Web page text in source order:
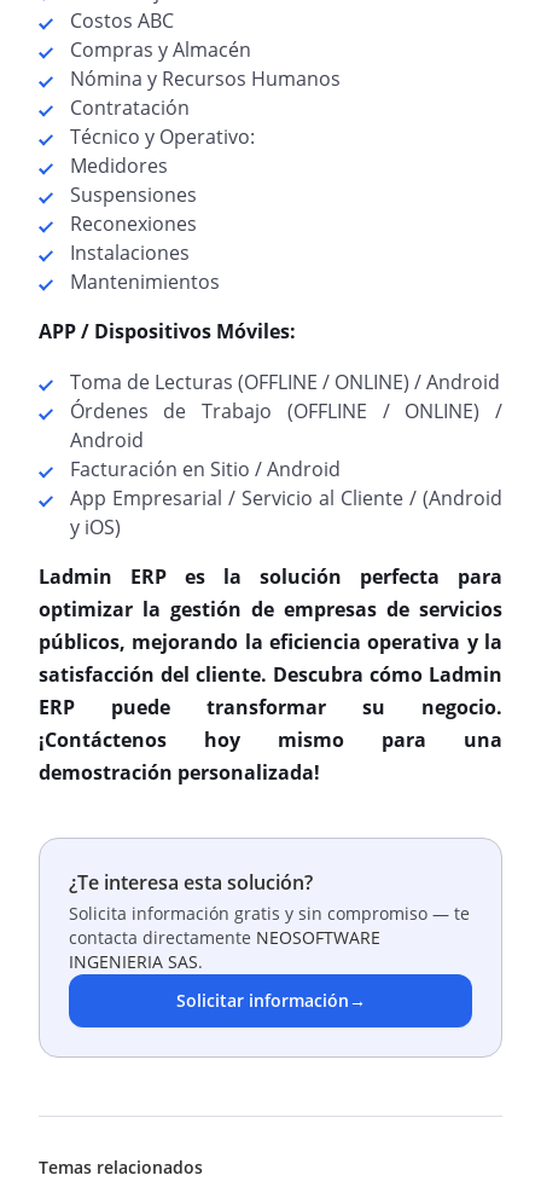
Costos ABC
Compras y Almacén
Nómina y Recursos Humanos
Contratación
Técnico y Operativo:
Medidores
Suspensiones
Reconexiones
Instalaciones
Mantenimientos
APP / Dispositivos Móviles:
Toma de Lecturas (OFFLINE / ONLINE) / Android
Órdenes de Trabajo (OFFLINE / ONLINE) /
Android
Facturación en Sitio / Android
App Empresarial / Servicio al Cliente / (Android
y iOS)
Ladmin ERP es la solución perfecta para
optimizar la gestión de empresas de servicios
públicos, mejorando la eficiencia operativa y la
satisfacción del cliente. Descubra cómo Ladmin
ERP puede transformar su negocio.
¡Contáctenos hoy mismo para una
demostración personalizada!
¿Te interesa esta solución?
Solicita información gratis y sin compromiso — te
contacta directamente NEOSOFTWARE
INGENIERIA SAS.
Solicitar información→
Temas relacionados